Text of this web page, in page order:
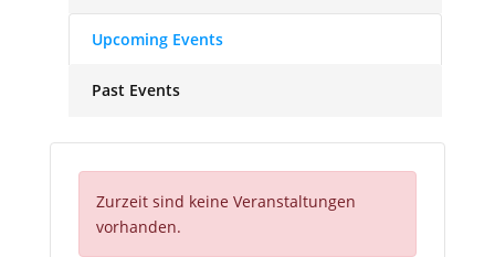
Upcoming Events
Past Events
Zurzeit sind keine Veranstaltungen
vorhanden.